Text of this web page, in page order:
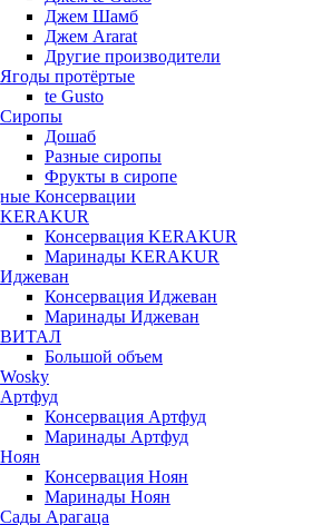
Джем Шамб
Джем Ararat
Другие производители
Ягоды протёртые
te Gusto
Сиропы
Дошаб
Разные сиропы
Фрукты в сиропе
Консервации
KERAKUR
Консервация KERAKUR
Маринады KERAKUR
Иджеван
Консервация Иджеван
Маринады Иджеван
ВИТАЛ
Большой объем
Wosky
Артфуд
Консервация Артфуд
Маринады Артфуд
Ноян
Консервация Ноян
Маринады Ноян
Сады Арагаца